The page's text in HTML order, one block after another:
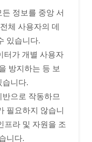
정보를 중앙 서
체 사용자의 데
있습니다.
터가 개별 사용자
방지하는 등 보
습니다.
으로 작동하므
필요하지 않습니
프라 및 자원을 조
니다.